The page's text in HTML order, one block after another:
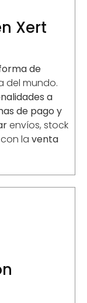
Xert
de
del mundo.
a
de pago y
envíos, stock
la venta